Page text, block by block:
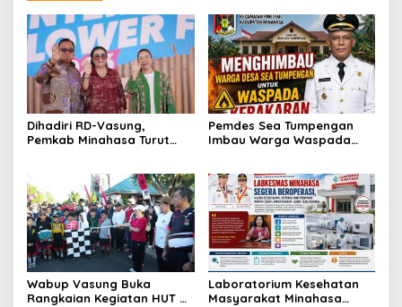
Dihadiri RD-Vasung,
Pemkab Minahasa Turut
Pemdes Sea Tumpengan
Imbau Warga Waspada
Wabup Vasung Buka
Rangkaian Kegiatan HUT RI
Laboratorium Kesehatan
Masyarakat Minahasa